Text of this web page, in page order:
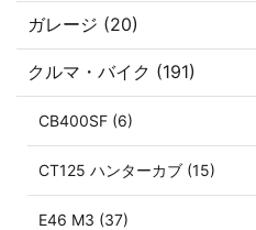
ガレージ (20)
クルマ・バイク (191)
CB400SF (6)
CT125 ハンターカブ (15)
E46 M3 (37)